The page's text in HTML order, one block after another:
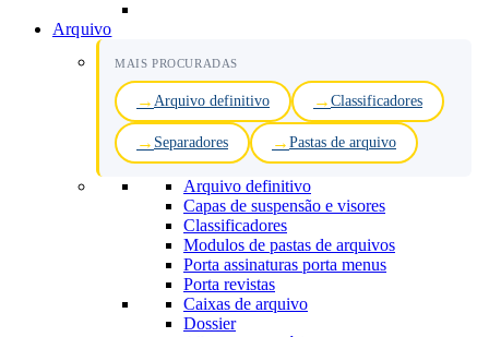
Arquivo
MAIS PROCURADAS
Arquivo definitivo Classificadores
Separadores Pastas de arquivo
Arquivo definitivo
Capas de suspensão e visores
Classificadores
Modulos de pastas de arquivos
Porta assinaturas porta menus
Porta revistas
Caixas de arquivo
Dossier